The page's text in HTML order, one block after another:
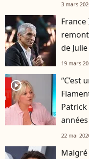
3 mars
de
19 mars
player2
“C’est
Patrick
22 mai